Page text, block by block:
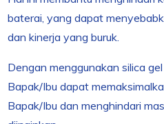
baterai, yang dapat
dan kinerja yang buruk.
Dengan menggunakan silica
Bapak/Ibu dapat
Bapak/Ibu dan menghindari